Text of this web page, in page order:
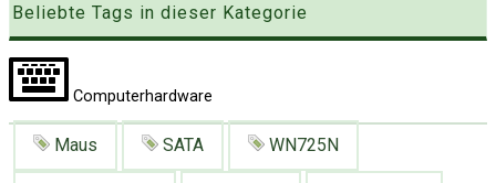
Beliebte Tags in dieser Kategorie
Computerhardware
Maus SATA WN725N